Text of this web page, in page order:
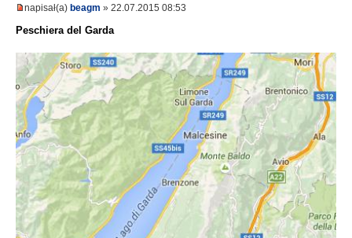
napisał(a) beagm » 22.07.2015 08:53
Peschiera del Garda